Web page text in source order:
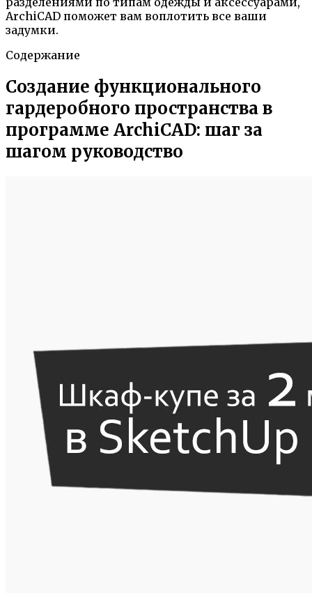
ArсhiCAD поможет вам воплотить все ваши
задумки.
Содержание
Создание функционального
гардеробного пространства в
программе ArchiCAD: шаг за
шагом руководство